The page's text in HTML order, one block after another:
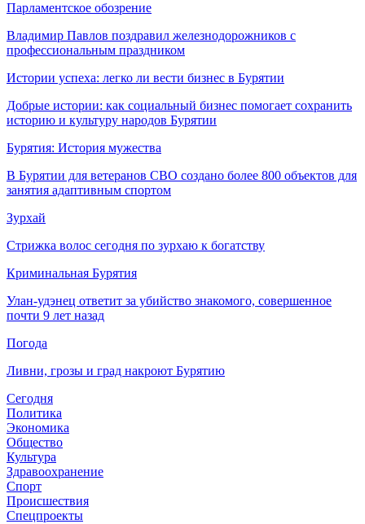
Парламентское обозрение
Владимир Павлов поздравил железнодорожников с
профессиональным праздником
Истории успеха: легко ли вести бизнес в Бурятии
Добрые истории: как социальный бизнес помогает сохранить
историю и культуру народов Бурятии
Бурятия: История мужества
В Бурятии для ветеранов СВО создано более 800 объектов для
занятия адаптивным спортом
Зурхай
Стрижка волос сегодня по зурхаю к богатству
Криминальная Бурятия
Улан-удэнец ответит за убийство знакомого, совершенное
почти 9 лет назад
Погода
Ливни, грозы и град накроют Бурятию
Сегодня
Политика
Экономика
Общество
Культура
Здравоохранение
Спорт
Происшествия
Спецпроекты